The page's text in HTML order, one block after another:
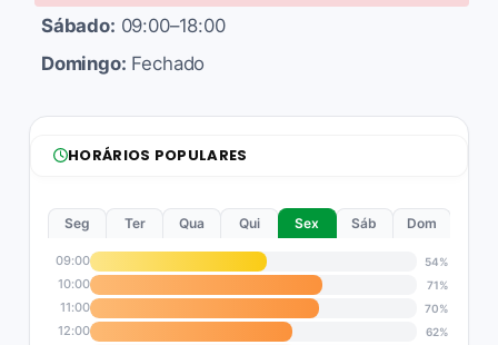
Sábado: 09:00–18:00
Domingo: Fechado
HORÁRIOS POPULARES
Seg Ter Qua Qui Sex Sáb Dom
09:00 54%
10:00 71%
11:00 70%
12:00 62%